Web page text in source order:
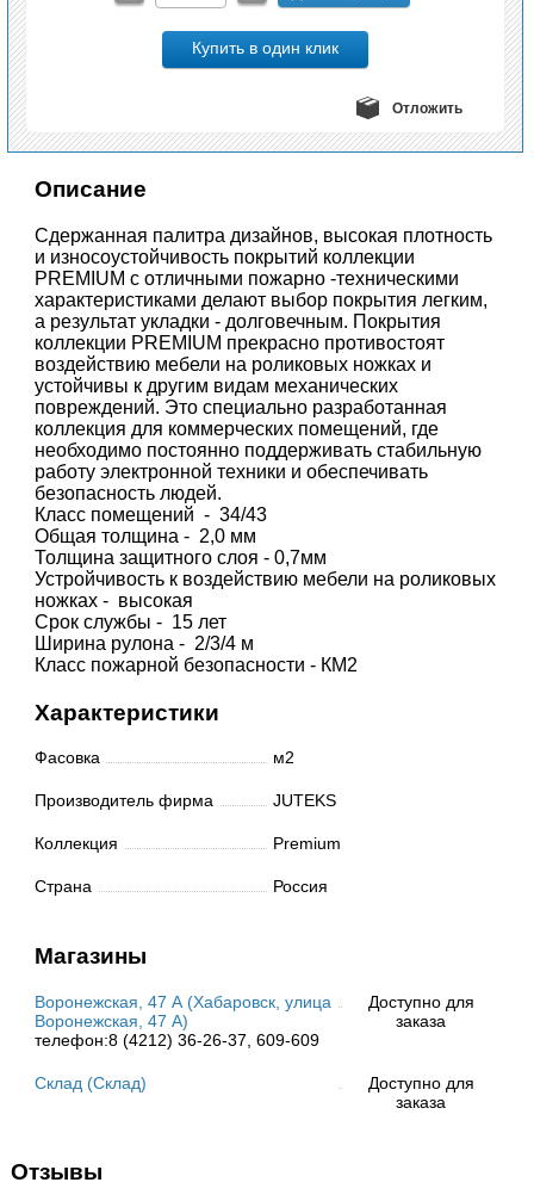
Отложить
Описание
Cдержанная палитра дизайнов, высокая плотность
и износоустойчивость покрытий коллекции
PREMIUM с отличными пожарно -техническими
характеристиками делают выбор покрытия легким,
а результат укладки - долговечным. Покрытия
коллекции PREMIUM прекрасно противостоят
воздействию мебели на роликовых ножках и
устойчивы к другим видам механических
повреждений. Это специально разработанная
коллекция для коммерческих помещений, где
необходимо постоянно поддерживать стабильную
работу электронной техники и обеспечивать
безопасность людей.
Класс помещений - 34/43
Общая толщина - 2,0 мм
Толщина защитного слоя - 0,7мм
Устройчивость к воздействию мебели на роликовых
ножках - высокая
Срок службы - 15 лет
Ширина рулона - 2/3/4 м
Класс пожарной безопасности - КМ2
Характеристики
Фасовка м2
Производитель фирма JUTEKS
Коллекция Premium
Страна Россия
Магазины
Воронежская, 47 А (Хабаровск, улица
Воронежская, 47 А)
телефон:8 (4212) 36-26-37, 609-609
Доступно для
заказа
Склад (Склад)
Доступно для
заказа
Отзывы